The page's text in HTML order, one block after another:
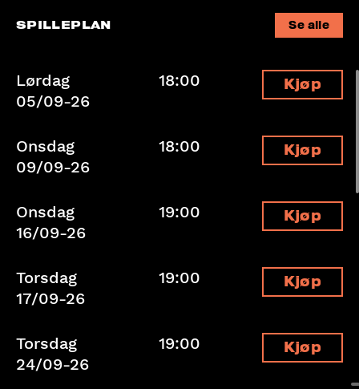
SPILLEPLAN Se alle
Lørdag
05/09-26
18:00 Kjøp
Onsdag
09/09-26
18:00 Kjøp
Onsdag
16/09-26
19:00 Kjøp
Torsdag
17/09-26
19:00 Kjøp
Torsdag
24/09-26
19:00 Kjøp